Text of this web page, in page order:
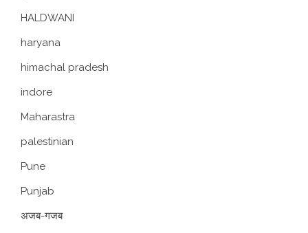
HALDWANI
haryana
himachal pradesh
indore
Maharastra
palestinian
Pune
Punjab
अजब-गजब